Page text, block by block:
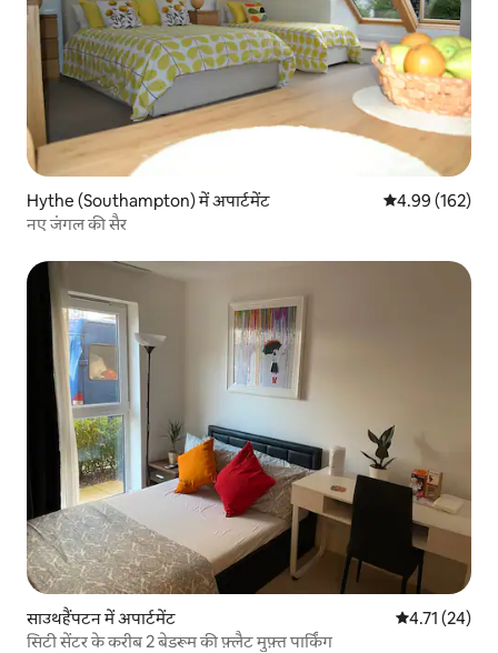
Hythe (Southampton) में अपार्टमेंट औसत रेटिंग 5 में से
4.99 (162)
नए जंगल की सैर
साउथहैंपटन में अपार्टमेंट औसत रेटिंग 5 में
4.71 (24)
सिटी सेंटर के करीब 2 बेडरूम की फ़्लैट मुफ़्त पार्किंग